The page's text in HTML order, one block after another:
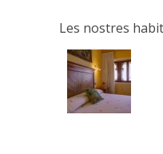
Les nostres